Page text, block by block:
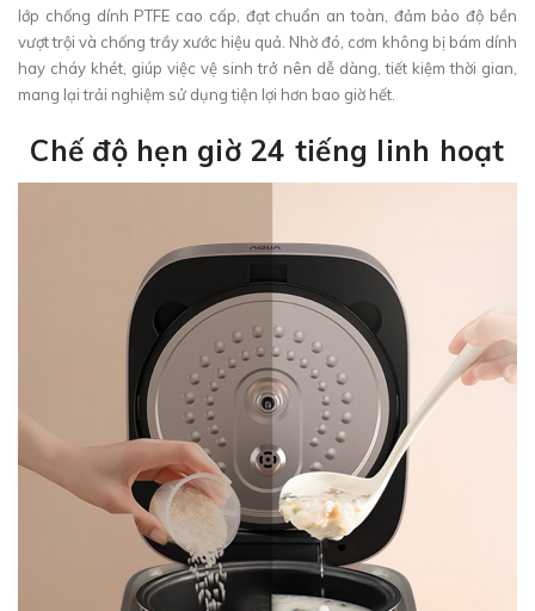
lớp chống dính PTFE cao cấp, đạt chuẩn an toàn, đảm bảo độ bền
vượt trội và chống trầy xước hiệu quả. Nhờ đó, cơm không bị bám dính
hay cháy khét, giúp việc vệ sinh trở nên dễ dàng, tiết kiệm thời gian,
mang lại trải nghiệm sử dụng tiện lợi hơn bao giờ hết.
Chế độ hẹn giờ 24 tiếng linh hoạt